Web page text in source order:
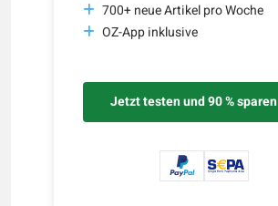
700+ neue Artikel pro Woche
OZ-App inklusive
Jetzt testen und 90 % sparen